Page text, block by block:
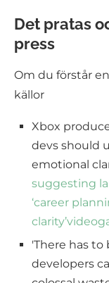
Det pratas
press
Om du förstår
källor
Xbox
devs should
emotional
suggesting
‘career
clarity’
'There has to
developers